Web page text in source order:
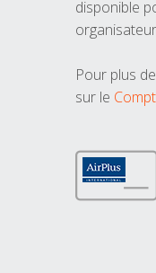
disponible
Pour plus
sur le